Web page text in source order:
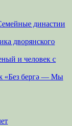
династии
дворянского
и человек с
«Без бергə — Мы